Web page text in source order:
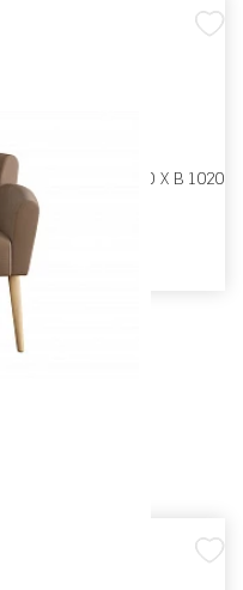
Ш 620 X Г 770 X В 1020